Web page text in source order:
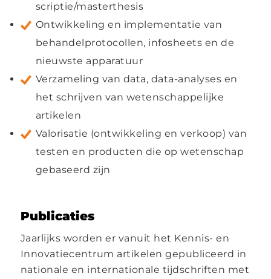
scriptie/masterthesis
Ontwikkeling en implementatie van
behandelprotocollen, infosheets en de
nieuwste apparatuur
Verzameling van data, data-analyses en
het schrijven van wetenschappelijke
artikelen
Valorisatie (ontwikkeling en verkoop) van
testen en producten die op wetenschap
gebaseerd zijn
Publicaties
Jaarlijks worden er vanuit het Kennis- en
Innovatiecentrum artikelen gepubliceerd in
nationale en internationale tijdschriften met